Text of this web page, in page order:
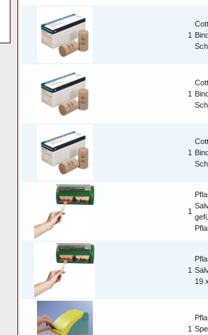
1
1
1
1
1
19
1